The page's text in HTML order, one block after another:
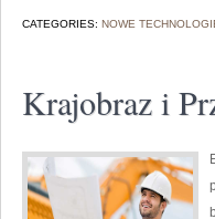
CATEGORIES: NOWE
Krajobraz i